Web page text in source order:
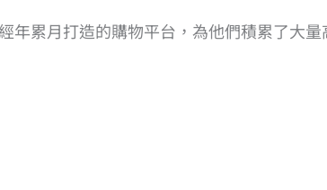
年累月打造的購物平台，為他們積累了大量